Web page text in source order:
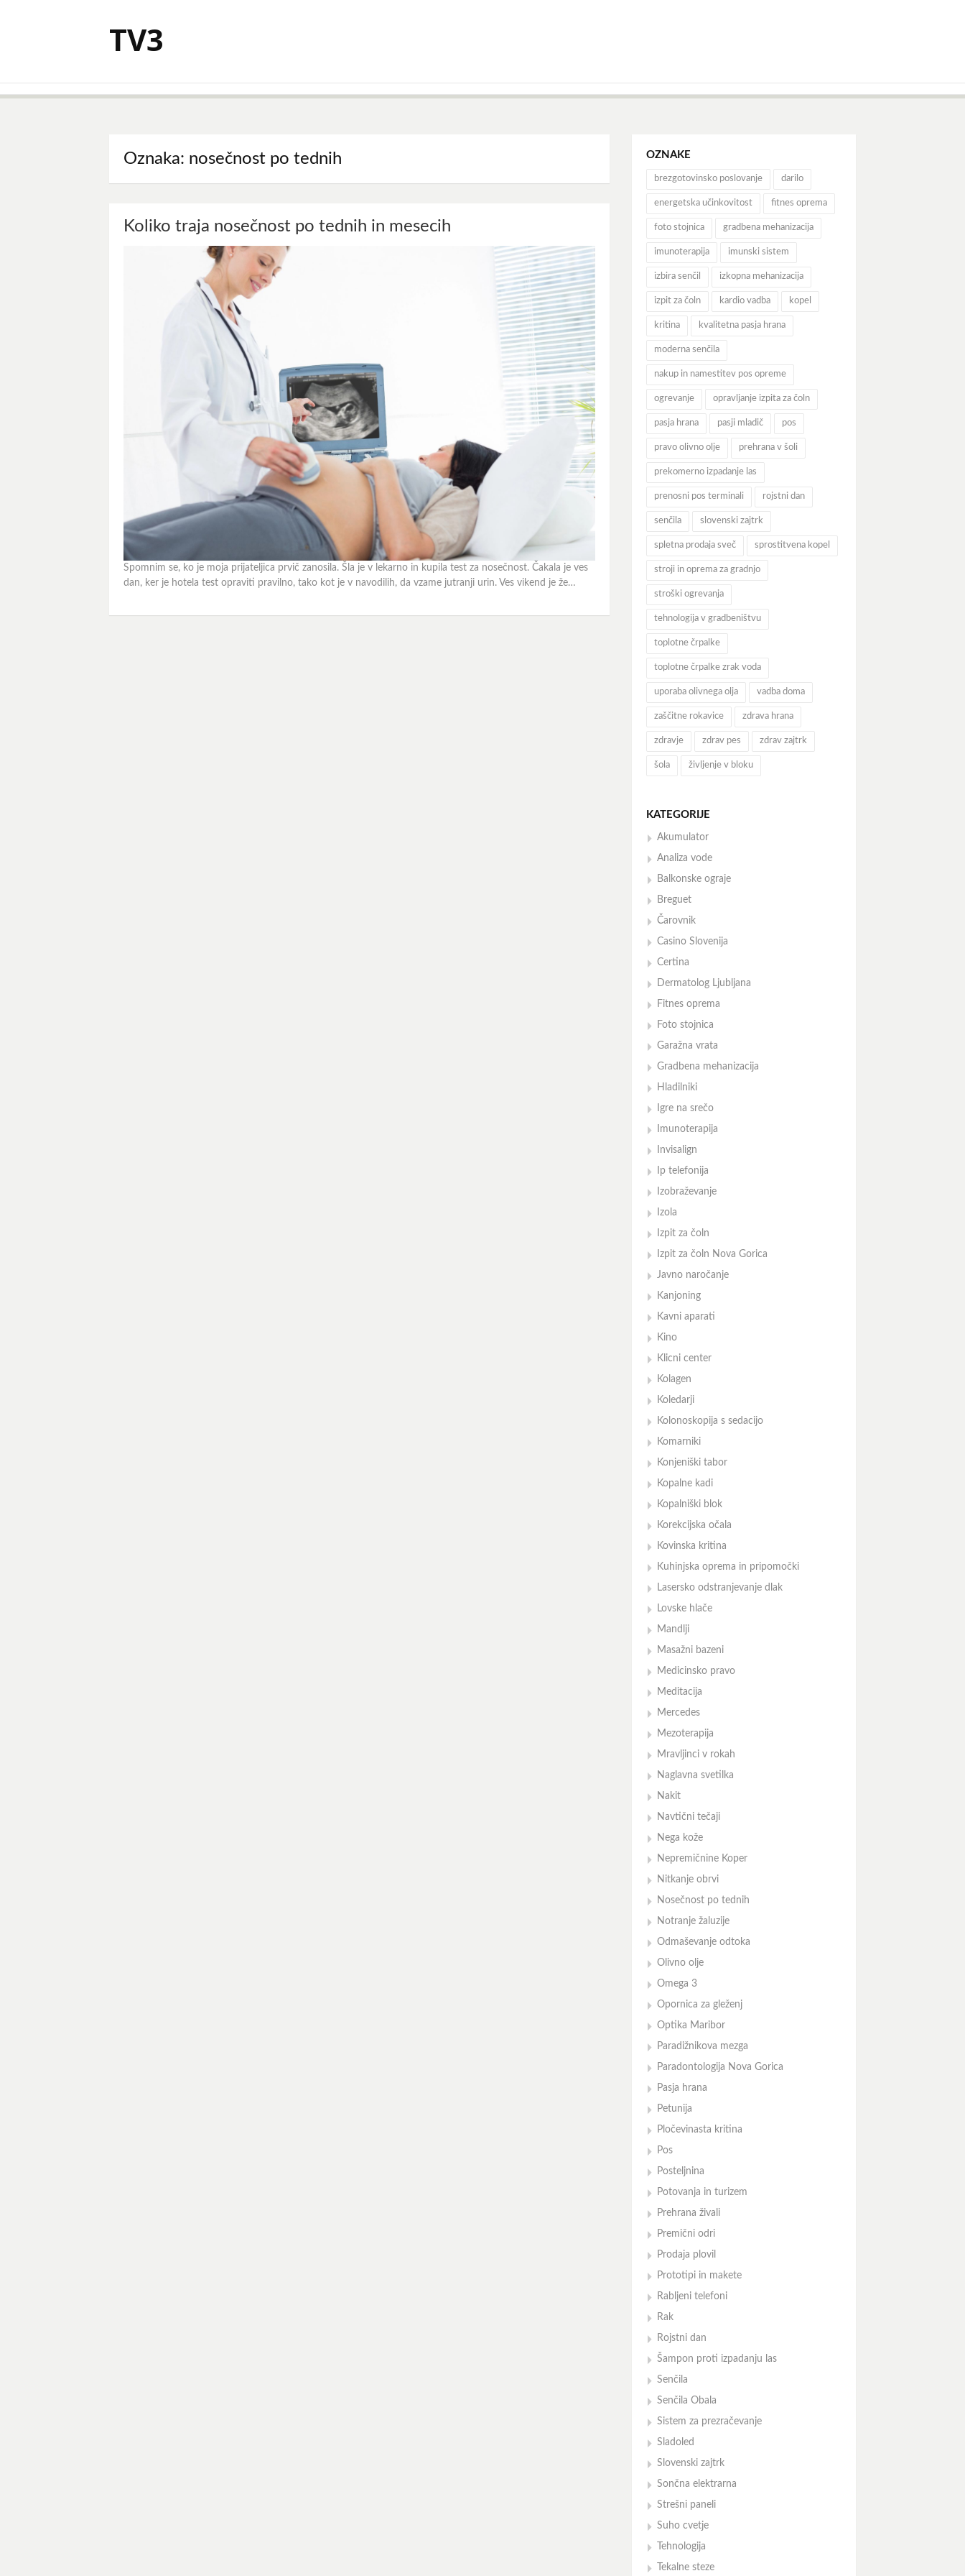
TV3
Oznaka: nosečnost po tednih
Koliko traja nosečnost po tednih in mesecih
Spomnim se, ko je moja prijateljica prvič zanosila. Šla je v lekarno in kupila test za nosečnost. Čakala je ves
dan, ker je hotela test opraviti pravilno, tako kot je v navodilih, da vzame jutranji urin. Ves vikend je že…
OZNAKE
brezgotovinsko poslovanje darilo
energetska učinkovitost fitnes oprema
foto stojnica gradbena mehanizacija
imunoterapija imunski sistem
izbira senčil izkopna mehanizacija
izpit za čoln kardio vadba kopel
kritina kvalitetna pasja hrana
moderna senčila
nakup in namestitev pos opreme
ogrevanje opravljanje izpita za čoln
pasja hrana pasji mladič pos
pravo olivno olje prehrana v šoli
prekomerno izpadanje las
prenosni pos terminali rojstni dan
senčila slovenski zajtrk
spletna prodaja sveč sprostitvena kopel
stroji in oprema za gradnjo
stroški ogrevanja
tehnologija v gradbeništvu
toplotne črpalke
toplotne črpalke zrak voda
uporaba olivnega olja vadba doma
zaščitne rokavice zdrava hrana
zdravje zdrav pes zdrav zajtrk
šola življenje v bloku
KATEGORIJE
Akumulator
Analiza vode
Balkonske ograje
Breguet
Čarovnik
Casino Slovenija
Certina
Dermatolog Ljubljana
Fitnes oprema
Foto stojnica
Garažna vrata
Gradbena mehanizacija
Hladilniki
Igre na srečo
Imunoterapija
Invisalign
Ip telefonija
Izobraževanje
Izola
Izpit za čoln
Izpit za čoln Nova Gorica
Javno naročanje
Kanjoning
Kavni aparati
Kino
Klicni center
Kolagen
Koledarji
Kolonoskopija s sedacijo
Komarniki
Konjeniški tabor
Kopalne kadi
Kopalniški blok
Korekcijska očala
Kovinska kritina
Kuhinjska oprema in pripomočki
Lasersko odstranjevanje dlak
Lovske hlače
Mandlji
Masažni bazeni
Medicinsko pravo
Meditacija
Mercedes
Mezoterapija
Mravljinci v rokah
Naglavna svetilka
Nakit
Navtični tečaji
Nega kože
Nepremičnine Koper
Nitkanje obrvi
Nosečnost po tednih
Notranje žaluzije
Odmaševanje odtoka
Olivno olje
Omega 3
Opornica za gleženj
Optika Maribor
Paradižnikova mezga
Paradontologija Nova Gorica
Pasja hrana
Petunija
Pločevinasta kritina
Pos
Posteljnina
Potovanja in turizem
Prehrana živali
Premični odri
Prodaja plovil
Prototipi in makete
Rabljeni telefoni
Rak
Rojstni dan
Šampon proti izpadanju las
Senčila
Senčila Obala
Sistem za prezračevanje
Sladoled
Slovenski zajtrk
Sončna elektrarna
Strešni paneli
Suho cvetje
Tehnologija
Tekalne steze